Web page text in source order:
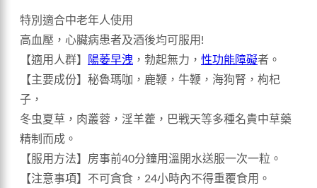
特別適合中老年人使用
高血壓，心臟病患者及酒後均可服用!
【適用人群】
陽萎早洩 ，勃起無力， 性功能障礙者。
【主要成份】秘魯瑪咖，鹿鞭，牛鞭，海狗腎，枸杞
子，
冬虫夏草，肉叢蓉，淫羊藿，巴戦天等多種名貴中草藥
精制而成。
【服用方法】房事前40分鐘用溫開水送服一次一粒。
【注意事項】不可貪食，24小時內不得重覆食用。